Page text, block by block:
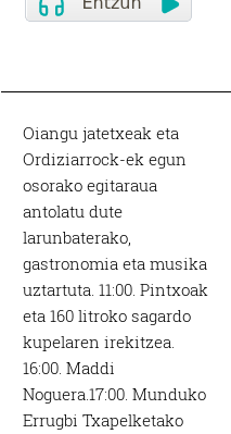
Oiangu jatetxeak eta
Ordiziarrock-ek egun
osorako egitaraua
antolatu dute
larunbaterako,
gastronomia eta musika
uztartuta. 11:00. Pintxoak
eta 160 litroko sagardo
kupelaren irekitzea.
16:00. Maddi
Noguera.17:00. Munduko
Errugbi Txapelketako